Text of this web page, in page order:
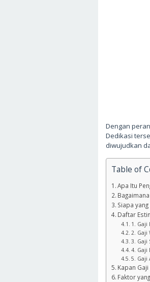
Dengan
Dedikasi
diwujudkan
Table of
Apa Itu
Siapa
Daftar
1.
2. Gaji
3. Gaji
4. Gaji
5. Gaji
Kapan
Faktor